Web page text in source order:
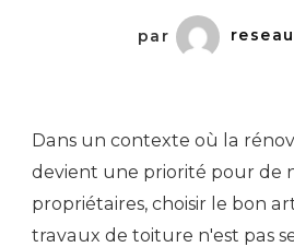
par
Dans un contexte où la
devient une priorité pour de
propriétaires, choisir le bon
travaux de toiture n'est pas